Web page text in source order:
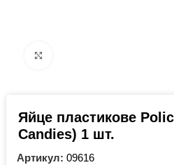
Яйце пластикове
Candies) 1 шт.
Артикул: 09616